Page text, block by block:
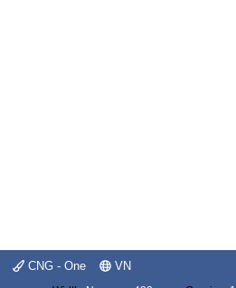
CNG - One VN